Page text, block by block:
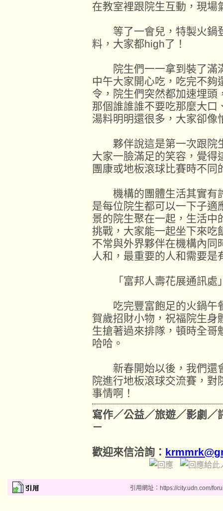
在教室裡跟院生互動，現場
等了一會兒，特製火鍋
料，大家都high了！
院生們一一拿到裝了滿
中午大家開心吃，吃完不夠
令，院生們突然都加速埋頭
那個誰誰誰不要吃那麼大口
湯料明明還很多，大家卻像
夥伴說這是第一次跟院
大家一臉滿足的笑容，覺得
團康或地板滾球比賽時不同
機構的團體生活其實有
是每位院生都可以一下子適
景的院生聚在一起，生活中
挑戰，大家能一起坐下來吃
不常與外界夥伴在機構內同
人和，最重要的人和需要
「富邦人壽花展通訊處
吃完豐富飽足的火鍋午
賀歲招財小物，祝福院生身
生搶著過來排隊，頓時全哥
哈哈。
新春開始以後，我們還
院進行地板滾球交流賽，
事情啊！
寫作／公益／旅遊／影劇／
－
歡迎來信洽詢：
引用網址：https://city.udn.com/